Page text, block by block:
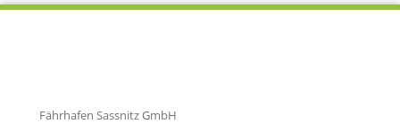
Fährhafen Sassnitz GmbH